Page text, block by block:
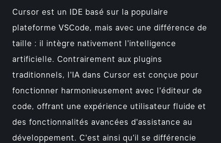
Cursor est un IDE basé sur la populaire
plateforme VSCode, mais avec une différence de
taille : il intègre nativement l'intelligence
artificielle. Contrairement aux plugins
traditionnels, l'IA dans Cursor est conçue pour
fonctionner harmonieusement avec l'éditeur de
code, offrant une expérience utilisateur fluide et
des fonctionnalités avancées d'assistance au
développement. C'est ainsi qu'il se différencie